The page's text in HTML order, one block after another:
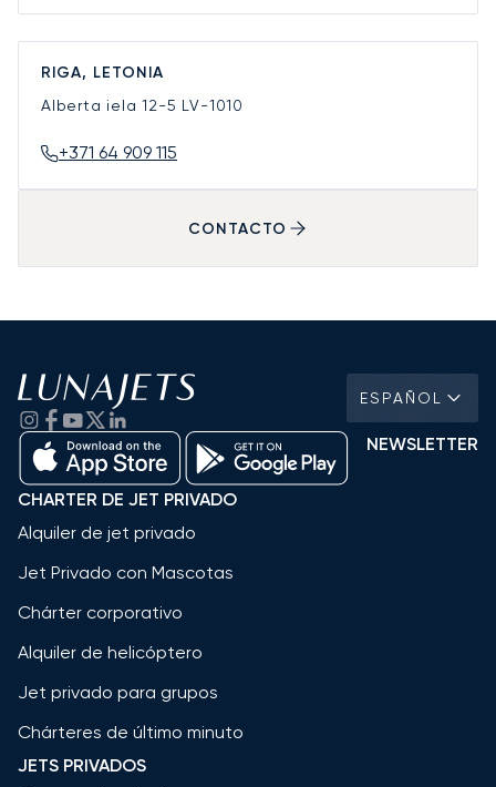
RIGA, LETONIA
Alberta iela 12-5 LV-1010
+371 64 909 115
CONTACTO
ESPAÑOL
NEWSLETTER
CHARTER DE JET PRIVADO
Alquiler de jet privado
Jet Privado con Mascotas
Chárter corporativo
Alquiler de helicóptero
Jet privado para grupos
Chárteres de último minuto
JETS PRIVADOS